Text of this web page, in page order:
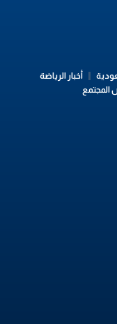
أخبار الرياضة
المجتمع